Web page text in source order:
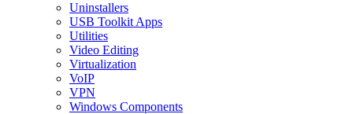
Uninstallers
USB Toolkit Apps
Utilities
Video Editing
Virtualization
VoIP
VPN
Windows Components